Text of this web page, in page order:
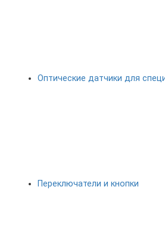
Оптические датчики для
Переключатели и кнопки